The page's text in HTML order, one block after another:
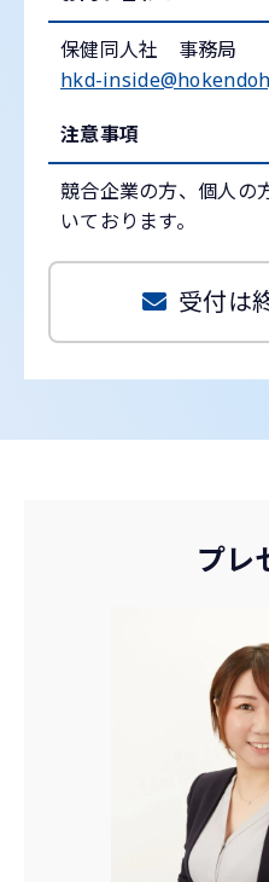
保健同人社 事務局
hkd-
注意事項
競合企業の方、個人の
いております。
受付は
プレ